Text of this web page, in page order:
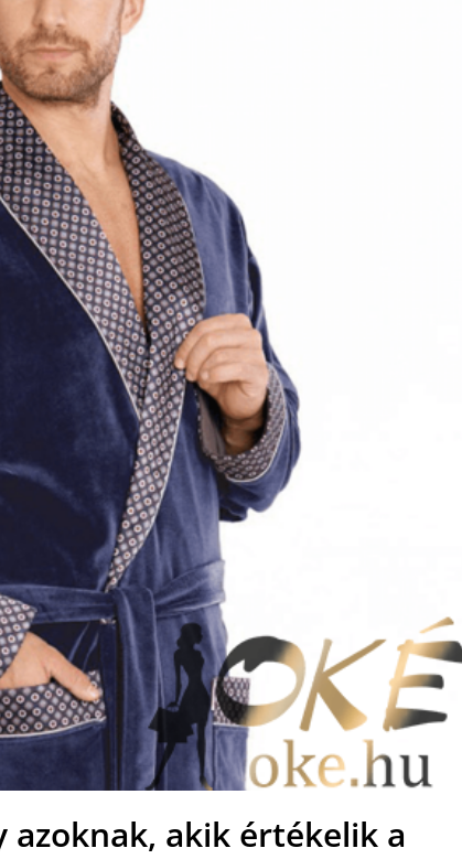
akik értékelik a